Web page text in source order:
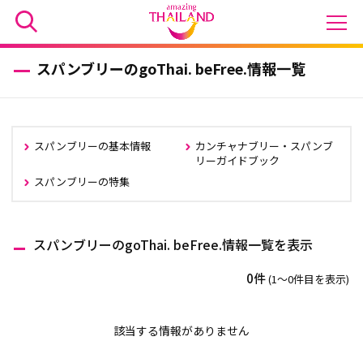
スパンブリーのgoThai. beFree.情報一覧
スパンブリーの基本情報
カンチャナブリー・スパンブ
リーガイドブック
スパンブリーの特集
スパンブリーのgoThai. beFree.情報一覧を表示
0件(1〜0件目を表示)
該当する情報がありません